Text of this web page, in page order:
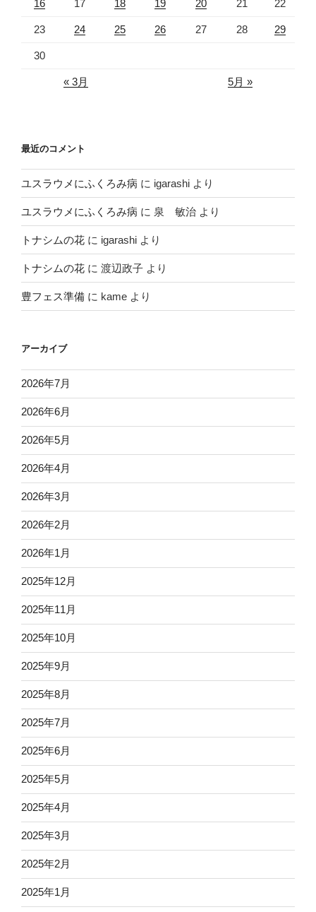
16 17 18 19 20 21 22
23 24 25 26 27 28 29
30
« 3月 5月 »
最近のコメント
ユスラウメにふくろみ病 に igarashi より
ユスラウメにふくろみ病 に 泉 敏治 より
トナシムの花 に igarashi より
トナシムの花 に 渡辺政子 より
豊フェス準備 に kame より
アーカイブ
2026年7月
2026年6月
2026年5月
2026年4月
2026年3月
2026年2月
2026年1月
2025年12月
2025年11月
2025年10月
2025年9月
2025年8月
2025年7月
2025年6月
2025年5月
2025年4月
2025年3月
2025年2月
2025年1月